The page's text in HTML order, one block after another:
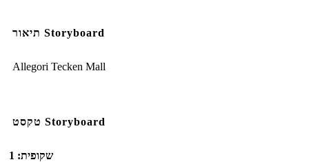
תיאור Storyboard
Allegori Tecken Mall
טקסט Storyboard
שקופית: 1